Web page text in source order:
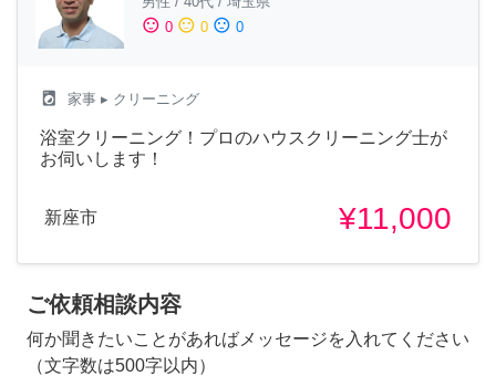
sentiment_satisfied 0 sentiment_neutral 0 sentiment_dissatisfied 0
local_laundry_service 家事 ▸ クリーニング
浴室クリーニング！プロのハウスクリーニング士が
お伺いします！
新座市 ¥11,000
ご依頼相談内容
何か聞きたいことがあればメッセージを入れてください
（文字数は500字以内）